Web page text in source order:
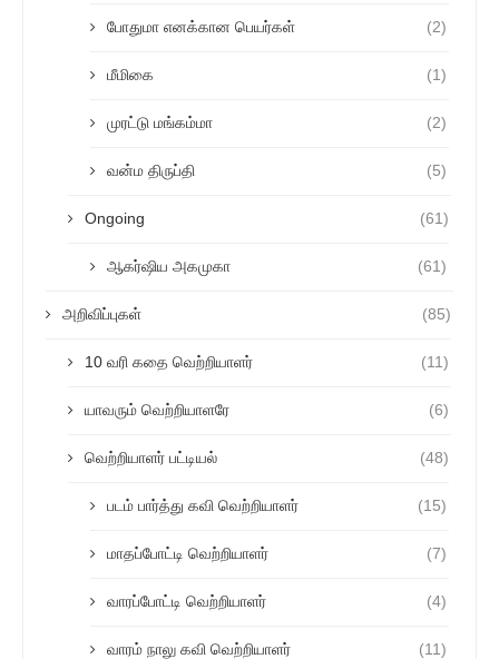
போதுமா எனக்கான பெயர்கள் (2)
மீமிகை (1)
முரட்டு மங்கம்மா (2)
வன்ம திருப்தி (5)
Ongoing (61)
ஆகர்ஷிய அகமுகா (61)
அறிவிப்புகள் (85)
10 வரி கதை வெற்றியாளர் (11)
யாவரும் வெற்றியாளரே (6)
வெற்றியாளர் பட்டியல் (48)
படம் பார்த்து கவி வெற்றியாளர் (15)
மாதப்போட்டி வெற்றியாளர் (7)
வாரப்போட்டி வெற்றியாளர் (4)
வாரம் நாலு கவி வெற்றியாளர் (11)